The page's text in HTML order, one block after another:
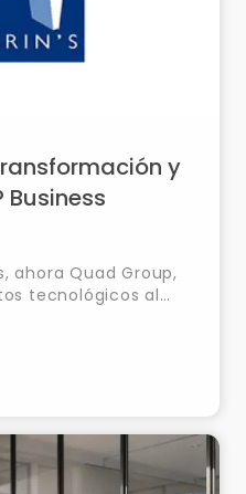
y
Business
ahora Quad Group,
tecnológicos al